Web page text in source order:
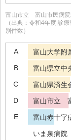
富山市立 富山市民病院
（出典：令和4年度 診
別件数）
A 富山大学附
B 富山県立中
C 富山県済生
D 富山市立
E 富山赤十字
いま泉病院